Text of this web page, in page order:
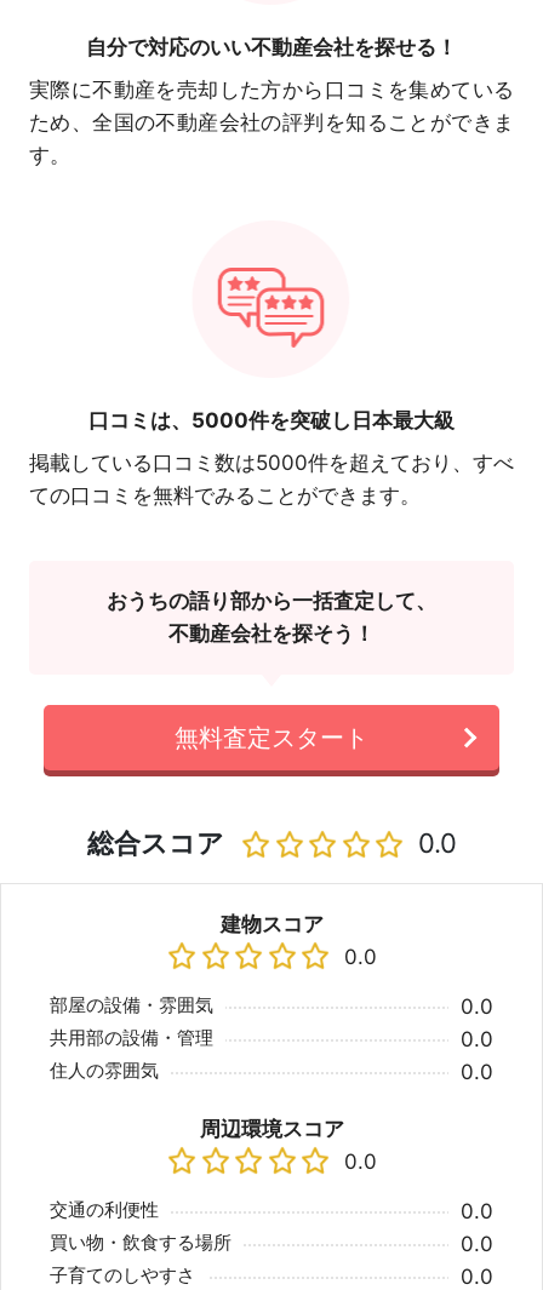
自分で対応のいい不動産会社を探せる！
実際に不動産を売却した方から口コミを集めている
ため、全国の不動産会社の評判を知ることができま
す。
口コミは、 5000件を突破し日本最大級
掲載している口コミ数は5000件を超えており、すべ
ての口コミを無料でみることができます。
おうちの語り部から一括査定して、
不動産会社を探そう！
無料査定スタート
総合スコア 0.0
建物スコア
0.0
部屋の設備・雰囲気 0.0
共用部の設備・管理 0.0
住人の雰囲気 0.0
周辺環境スコア
0.0
交通の利便性 0.0
買い物・飲食する場所 0.0
子育てのしやすさ 0.0